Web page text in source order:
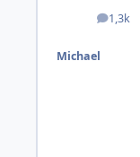
1,3k
Inlägg
Michael